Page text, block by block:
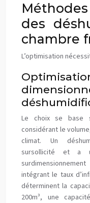
des
chambre
L’optimisation
Le choix se base
considérant le
climat. Un
sursollicité et a
intégrant le taux
déterminent la
200m³, une